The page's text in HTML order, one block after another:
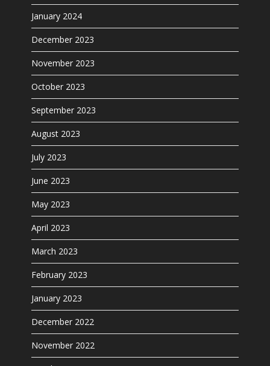
January 2024
December 2023
November 2023
October 2023
September 2023
August 2023
July 2023
June 2023
May 2023
April 2023
March 2023
February 2023
January 2023
December 2022
November 2022